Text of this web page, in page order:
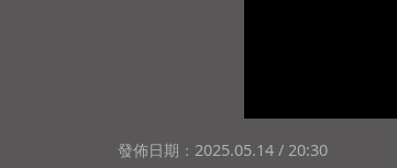
發佈日期： 2025.05.14 / 20:30